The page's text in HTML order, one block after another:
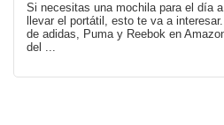
Si necesitas una mochila para el día
llevar el portátil, esto te va a
de adidas, Puma y Reebok en
del ...